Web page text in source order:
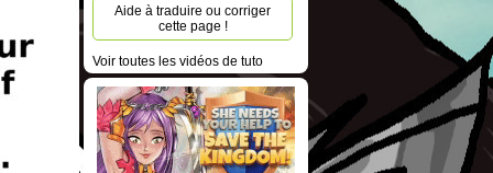
Aide à traduire ou corriger
cette page !
Voir toutes les vidéos de tuto